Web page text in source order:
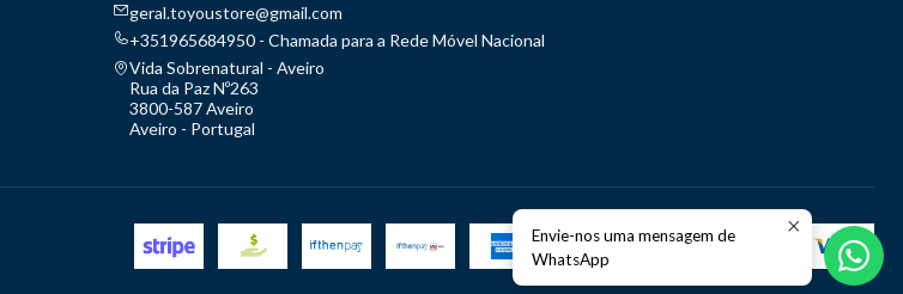
geral.toyoustore@gmail.com
+351965684950 - Chamada para a Rede Móvel Nacional
Vida Sobrenatural - Aveiro
Rua da Paz Nº263
3800-587 Aveiro
Aveiro - Portugal
Envie-nos uma mensagem de
WhatsApp